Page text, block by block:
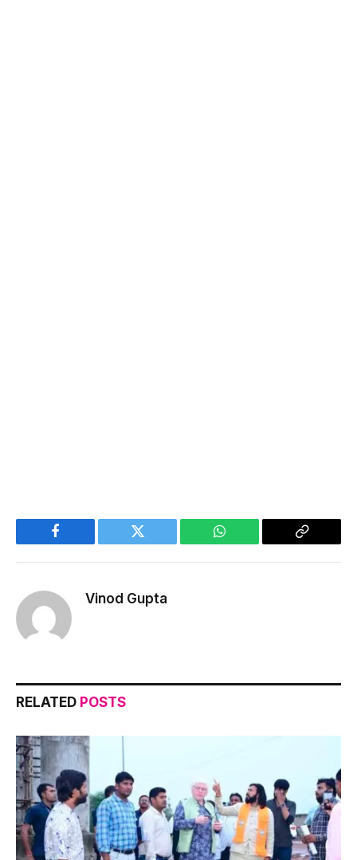
Facebook Twitter WhatsApp
Copy
Vinod Gupta
RELATED POSTS